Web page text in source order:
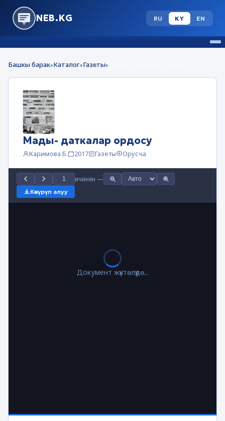
NEB.KG RU KY EN
Башкы барак»Каталог»Газеты»
Мады- даткалар ордосу
Каримова Б. 2017 Газеты Орусча
ичинен —
Көчүрүп алуу
Документ жүктөлүүдө...